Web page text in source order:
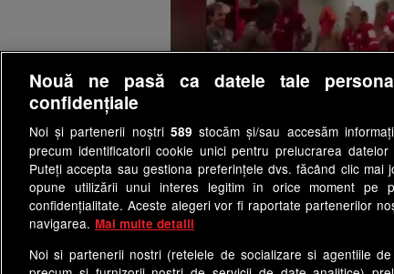
Nouă ne pasă ca datele tale
confidențiale
Noi și partenerii noștri 589 stocăm și/sau accesăm
precum identificatorii cookie unici pentru prelucrarea
Puteți accepta sau gestiona preferințele dvs. făcând clic mai
opune utilizării unui interes legitim în orice moment pe
confidențialitate. Aceste alegeri vor fi raportate partenerilor
navigarea. Mai multe detalii
Noi si partenerii nostri (retelele de socializare si agentiile